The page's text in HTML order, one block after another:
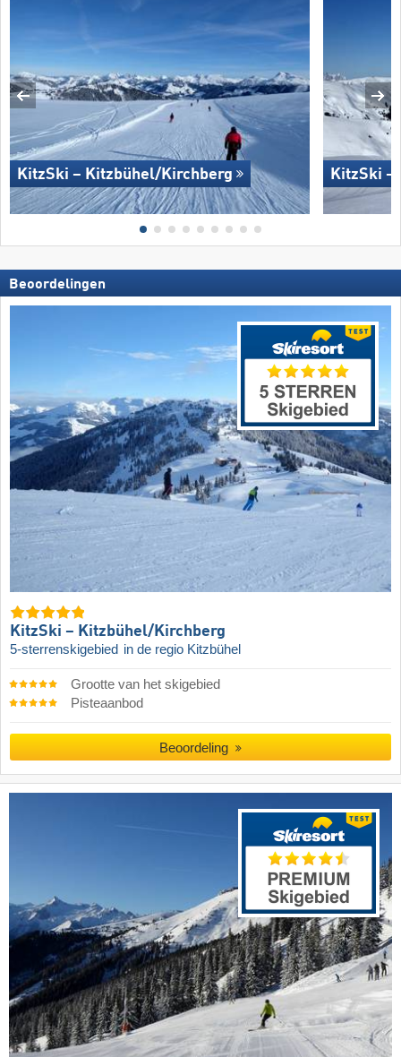
KitzSki – Kitzbühel/​Kirchberg KitzSki
Beoordelingen
KitzSki – Kitzbühel/​Kirchberg
5-sterrenskigebied in de regio Kitzbühel
Grootte van het skigebied
Pisteaanbod
Beoordeling